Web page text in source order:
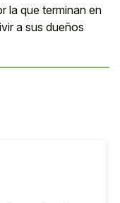
la que terminan en
a sus dueños